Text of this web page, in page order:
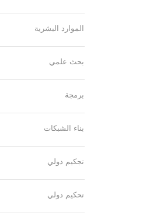
الموارد البشرية
بحث علمي
برمجة
بناء الشبكات
تجكيم دولي
تحكيم دولي